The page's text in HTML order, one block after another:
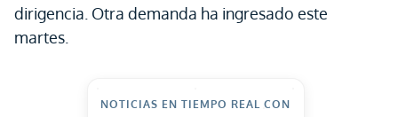
dirigencia. Otra demanda ha ingresado este
martes.
NOTICIAS EN TIEMPO REAL CON